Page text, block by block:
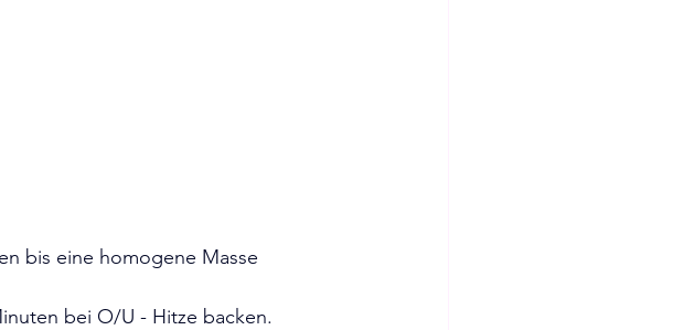
bis eine homogene Masse
bei O/U - Hitze backen.